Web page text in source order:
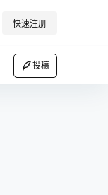
快速注册
投稿